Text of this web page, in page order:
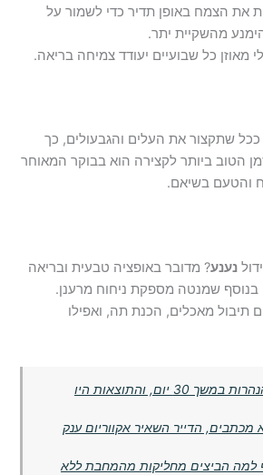
את הצמח באופן תדיר כדי לשמור על
מהשקיית יתר.
מאוזן כל שבועיים יעודד צמיחה בריאה.
שתקצור את העלים והגבעולים, כך
הטוב ביותר לקצירה הוא בבוקר המאוחר
והטעם בשיאם.
נענע? מדובר באופציה טבעית ובריאה
שמנטה מספקת ניחוח מרענן.
תיבול מאכלים, הכנת תה, ואפילו
שחזרתי את הנהרות במשך 30 יום, והתוצאות היו
מכתבים, הדייר השאיר אקווריום ענק
למה הביצים מחליקות מהמחבת ללא